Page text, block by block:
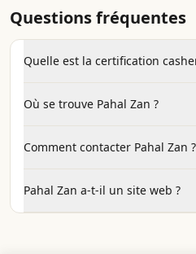
Questions fréquentes
Quelle est la certification
Où se trouve Pahal Zan ?
Comment contacter Pahal Zan ?
Pahal Zan a-t-il un site web ?